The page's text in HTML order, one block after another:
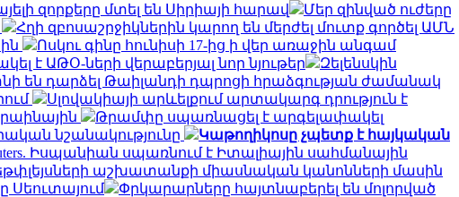
զորքերը մտել են Սիրիայի հարավ
Մեր զինված ուժերը
Հղի զբոսաշրջիկներին կարող են մերժել մուտք գործել ԱՄՆ
Ոսկու գինը հունիսի 17-ից ի վեր առաջին անգամ
է ԱԹՕ-ների վերաբերյալ նոր նյութեր
Զելենսկին
են դարձել Թաիլանդի դպրոցի հրաձգության ժամանակ
Սլովակիայի արևելքում արտակարգ դրություն է
Թրամփը սպառնացել է արգելափակել
նշանակությունը
Կաթողիկոսը չպետք է հայկական
Իսպանիան սպառնում է Իտալիային սահմանային
աշխատանքի միասնական կանոնների մասին
Սեուտայում
Փրկարարները հայտնաբերել են մոլորված